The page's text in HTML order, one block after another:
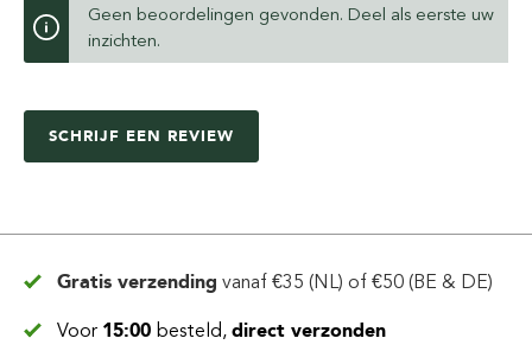
Geen beoordelingen gevonden. Deel als eerste uw
inzichten.
SCHRIJF EEN REVIEW
Gratis verzending vanaf €35 (NL) of €50 (BE & DE)
Voor 15:00 besteld, direct verzonden